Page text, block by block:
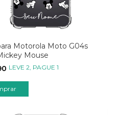
Motorola Moto G04s
Mouse
LEVE 2, PAGUE 1